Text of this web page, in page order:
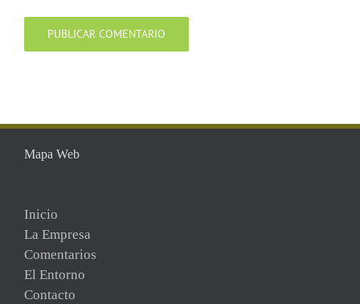
Mapa Web
Inicio
La Empresa
Comentarios
El Entorno
Contacto